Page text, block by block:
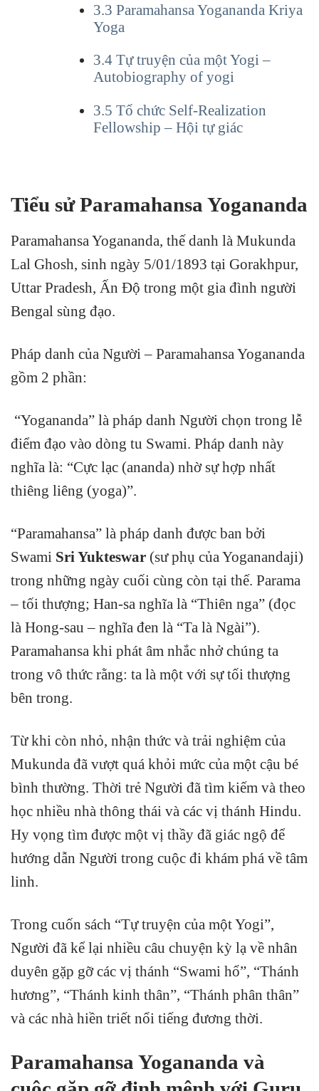
3.3 Paramahansa Yogananda Kriya
Yoga
3.4 Tự truyện của một Yogi –
Autobiography of yogi
3.5 Tổ chức Self-Realization
Fellowship – Hội tự giác
Tiểu sử Paramahansa Yogananda
Paramahansa Yogananda, thế danh là Mukunda
Lal Ghosh, sinh ngày 5/01/1893 tại Gorakhpur,
Uttar Pradesh, Ấn Độ trong một gia đình người
Bengal sùng đạo.
Pháp danh của Người – Paramahansa Yogananda
gồm 2 phần:
“Yogananda” là pháp danh Người chọn trong lễ
điểm đạo vào dòng tu Swami. Pháp danh này
nghĩa là: “Cực lạc (ananda) nhờ sự hợp nhất
thiêng liêng (yoga)”.
“Paramahansa” là pháp danh được ban bởi
Swami Sri Yukteswar (sư phụ của Yoganandaji)
trong những ngày cuối cùng còn tại thế. Parama
– tối thượng; Han-sa nghĩa là “Thiên nga” (đọc
là Hong-sau – nghĩa đen là “Ta là Ngài”).
Paramahansa khi phát âm nhắc nhở chúng ta
trong vô thức rằng: ta là một với sự tối thượng
bên trong.
Từ khi còn nhỏ, nhận thức và trải nghiệm của
Mukunda đã vượt quá khỏi mức của một cậu bé
bình thường. Thời trẻ Người đã tìm kiếm và theo
học nhiều nhà thông thái và các vị thánh Hindu.
Hy vọng tìm được một vị thầy đã giác ngộ để
hướng dẫn Người trong cuộc đi khám phá về tâm
linh.
Trong cuốn sách “Tự truyện của một Yogi”,
Người đã kể lại nhiều câu chuyện kỳ lạ về nhân
duyên gặp gỡ các vị thánh “Swami hổ”, “Thánh
hương”, “Thánh kinh thân”, “Thánh phân thân”
và các nhà hiền triết nổi tiếng đương thời.
Paramahansa Yogananda và